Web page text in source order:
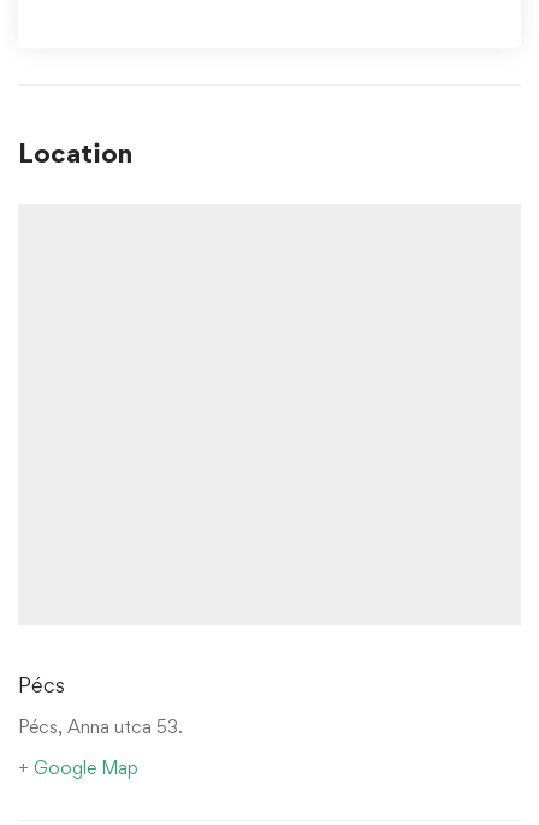
Location
Pécs
Pécs, Anna utca 53.
+ Google Map